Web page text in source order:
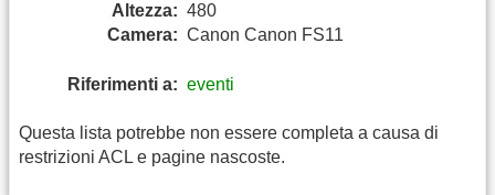
Altezza: 480
Camera: Canon Canon FS11
Riferimenti a: eventi
Questa lista potrebbe non essere completa a causa di
restrizioni ACL e pagine nascoste.